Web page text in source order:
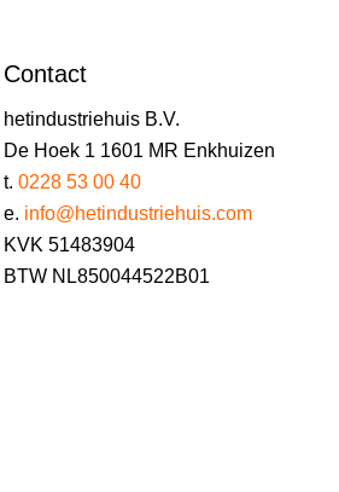
Contact
hetindustriehuis B.V.
De Hoek 1 1601 MR Enkhuizen
t. 0228 53 00 40
e. info@hetindustriehuis.com
KVK 51483904
BTW NL850044522B01